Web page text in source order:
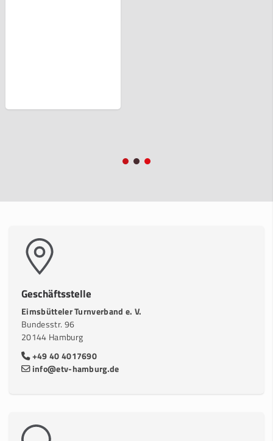
Geschäftsstelle
Eimsbütteler Turnverband e. V.
Bundesstr. 96
20144 Hamburg
+49 40 4017690
info@etv-hamburg.de